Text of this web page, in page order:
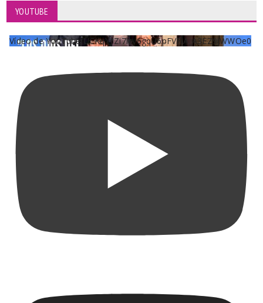
YOUTUBE
Vídeo de YouTube UCKqYjiZi7lzy6gqU6pFVFiA_A3EZ9JWWOe0